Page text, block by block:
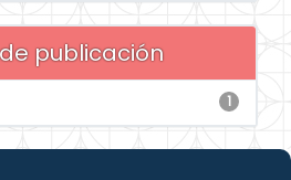
publicación
1